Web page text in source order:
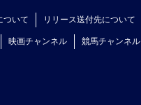
ついて リリース送付先について
映画チャンネル 競馬チャンネル